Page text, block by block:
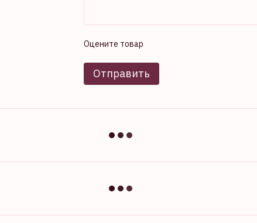
Оцените товар
Отправить